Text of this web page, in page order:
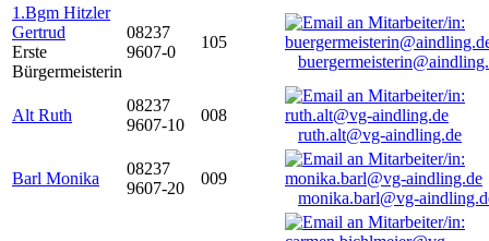
1.Bgm Hitzler
Gertrud
Erste
Bürgermeisterin
08237
9607-0
105
Alt Ruth
08237
9607-10
008
ruth.alt@vg-aindling.de
Barl Monika
08237
9607-20
009
monika.barl@vg-